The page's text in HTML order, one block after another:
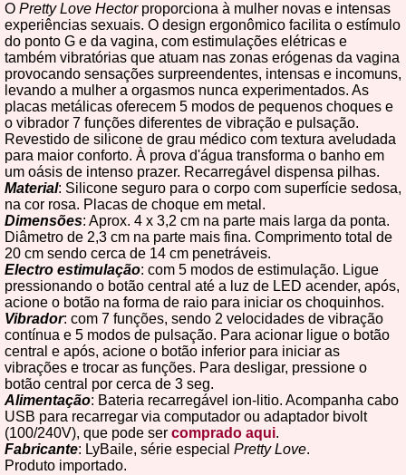
O Pretty Love Hectorproporciona à mulher novas e intensas
experiências sexuais. O design ergonômico facilita o estímulo
do ponto G e da vagina, com estimulações elétricas e
também vibratórias que atuam nas zonas erógenas da vagina
provocando sensações surpreendentes, intensas e incomuns,
levando a mulher a orgasmos nunca experimentados. As
placas metálicas oferecem 5 modos de pequenos choques e
o vibrador 7 funções diferentes de vibração e pulsação.
Revestido de silicone de grau médico com textura aveludada
para maior conforto. À prova d'água transforma o banho em
um oásis de intenso prazer. Recarregável dispensa pilhas.
Material: Silicone seguro para o corpo com superfície sedosa,
na cor rosa. Placas de choque em metal.
Dimensões: Aprox. 4 x 3,2 cm na parte mais larga da ponta.
Diâmetro de 2,3 cm na parte mais fina. Comprimento total de
20 cm sendo cerca de 14 cm penetráveis.
Electro estimulação: com 5 modos de estimulação. Ligue
pressionando o botão central até a luz de LED acender, após,
acione o botão na forma de raio para iniciar os choquinhos.
Vibrador: com 7 funções, sendo 2 velocidades de vibração
contínua e 5 modos de pulsação. Para acionar ligue o botão
central e após, acione o botão inferior para iniciar as
vibrações e trocar as funções. Para desligar, pressione o
botão central por cerca de 3 seg.
Alimentação: Bateria recarregável ion-litio. Acompanha cabo
USB para recarregar via computador ou adaptador bivolt
(100/240V), que pode ser comprado aqui.
Fabricante: LyBaile, série especial Pretty Love.
Produto importado.